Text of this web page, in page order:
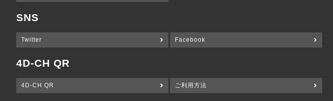
SNS
Twitter Facebook
4D-CH QR
4D-CH QR ご利用方法